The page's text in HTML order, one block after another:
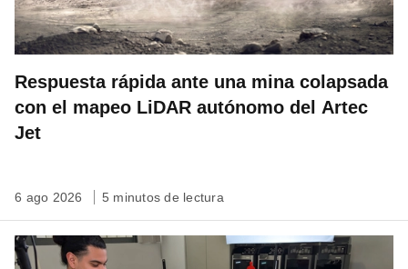
Respuesta rápida ante una mina colapsada
con el mapeo LiDAR autónomo del Artec
Jet
6 ago 2026 5 minutos de lectura